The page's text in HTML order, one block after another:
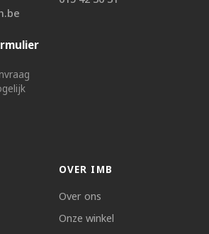
OVER IMB
Over ons
Onze winkel